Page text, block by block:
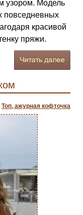
узором. Модель
повседневных
красивой
пряжи.
Топ, ажурная кофточка